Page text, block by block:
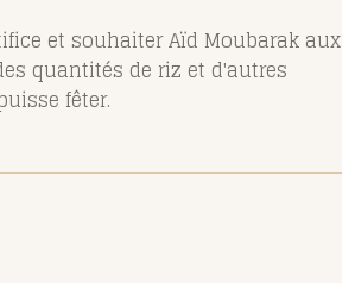
et souhaiter Aïd Moubarak aux
quantités de riz et d'autres
fêter.